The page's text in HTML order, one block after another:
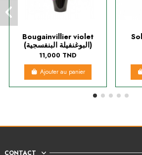
Bougainvillier violet
(البوغنفيلة البنفسجية)
11,000 TND
Ajouter au panier
CONTACT